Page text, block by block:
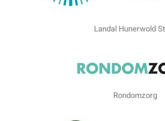
Landal Hunerwold
Rondomzorg